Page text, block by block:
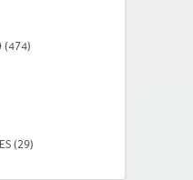
(474)
(29)